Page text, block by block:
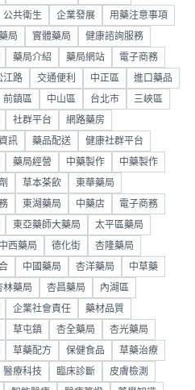
公共衛生 企業發展 用藥注意事項
局 實體藥局 健康諮詢服務
藥局介紹 藥局網站 電子商務
江路 交通便利 中正區 進口藥品
前鎮區 中山區 台北市 三峽區
社群平台 網路藥房
訊 藥品配送 健康社群平台
藥局經營 中藥製作 中藥製作
草本茶飲 東華藥局
東湖藥局 中藥店 電子商務
東亞藥師大藥局 太平區藥局
西藥局 德化街 杏隆藥局
中國藥局 杏洋藥局 中草藥
林藥局 杏昌藥局 內湖區
企業社會責任 藥材品質
草屯鎮 杏全藥局 杏光藥局
草藥配方 保健食品 草藥治療
醫療科技 臨床診斷 皮膚檢測